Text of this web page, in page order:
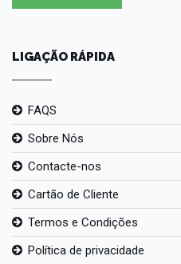
LIGAÇÃO RÁPIDA
FAQS
Sobre Nós
Contacte-nos
Cartão de Cliente
Termos e Condições
Política de privacidade